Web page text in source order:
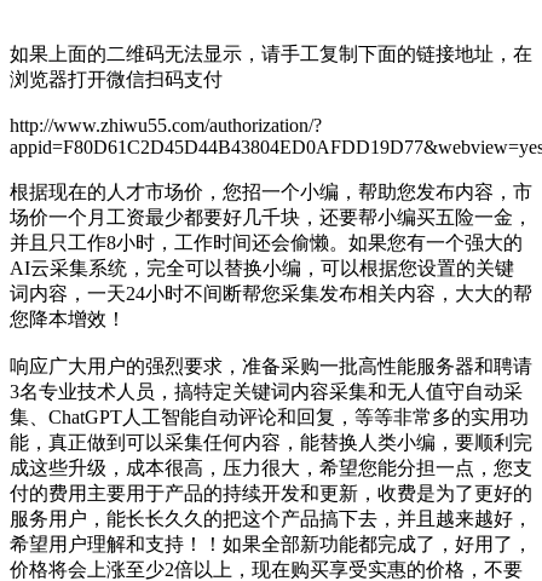
如果上面的二维码无法显示，请手工复制下面的链接地址，在
浏览器打开微信扫码支付
http://www.zhiwu55.com/authorization/?
根据现在的人才市场价，您招一个小编，帮助您发布内容，市
场价一个月工资最少都要好几千块，还要帮小编买五险一金，
并且只工作8小时，工作时间还会偷懒。如果您有一个强大的
AI云采集系统，完全可以替换小编，可以根据您设置的关键
词内容，一天24小时不间断帮您采集发布相关内容，大大的帮
您降本增效！
响应广大用户的强烈要求，准备采购一批高性能服务器和聘请
3名专业技术人员，搞特定关键词内容采集和无人值守自动采
集、ChatGPT人工智能自动评论和回复，等等非常多的实用功
能，真正做到可以采集任何内容，能替换人类小编，要顺利完
成这些升级，成本很高，压力很大，希望您能分担一点，您支
付的费用主要用于产品的持续开发和更新，收费是为了更好的
服务用户，能长长久久的把这个产品搞下去，并且越来越好，
希望用户理解和支持！！如果全部新功能都完成了，好用了，
价格将会上涨至少2倍以上，现在购买享受实惠的价格，不要